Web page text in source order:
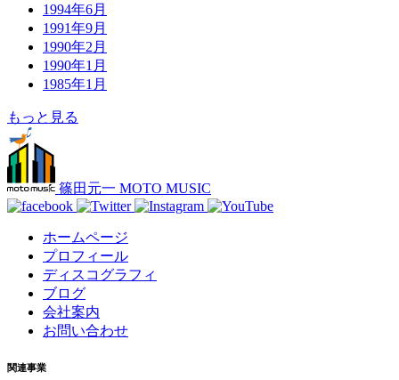
1994年6月
1991年9月
1990年2月
1990年1月
1985年1月
もっと見る
篠田元一 MOTO MUSIC
ホームページ
プロフィール
ディスコグラフィ
ブログ
会社案内
お問い合わせ
関連事業